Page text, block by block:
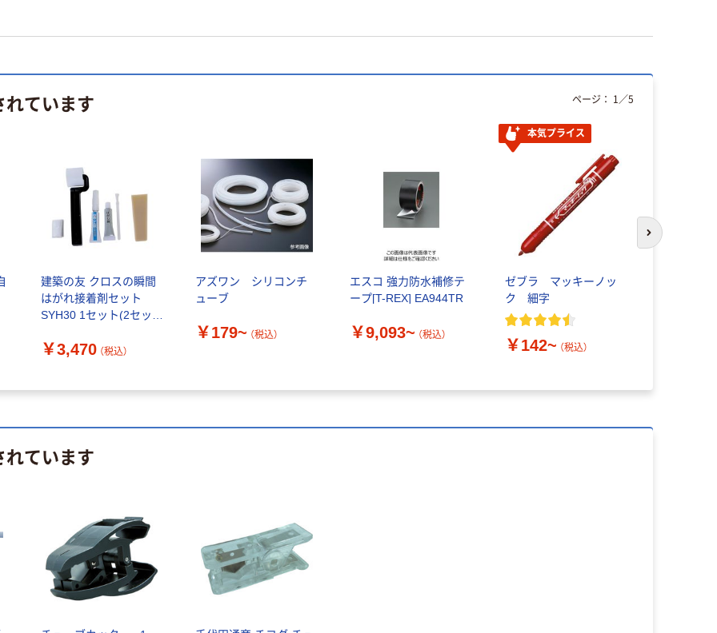
ています
建築の友 クロスの瞬間
はがれ接着剤セット
SYH30 1セット(2セッ
￥3,470 （税込）
アズワン シリコンチ
ューブ
￥179~ （税込）
エスコ 強力防水補修テ
ープ[T-REX] EA944TR
￥9,093~ （税込）
本気プライス
ゼブラ マッキーノッ
ク 細字
￥142~ （税込）
ページ： 1 ／5
次のスライド
ています